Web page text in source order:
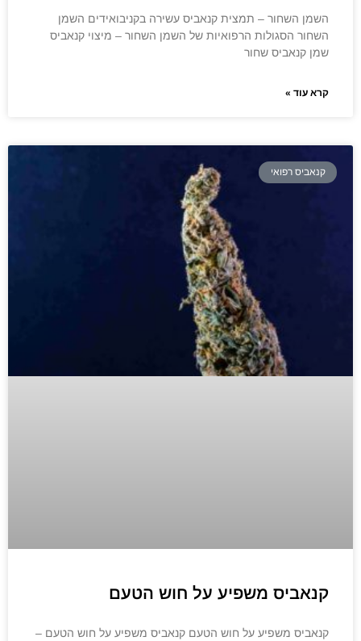
השמן השחור – תמצית קנאביס עשירה בקניבואידים השמן
השחור הסגולות הרפואיות של השמן השחור – מיצוי קנאביס
שמן קנאביס שחור
קרא עוד »
קנאביס רפואי
קנאביס משפיע על חוש הטעם
קנאביס משפיע על חוש הטעם קנאביס משפיע על חוש הטעם –